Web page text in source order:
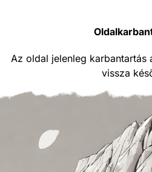
Az oldal jelenleg karbantartás
vissza